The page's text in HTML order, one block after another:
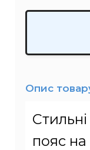
Опис
пояс